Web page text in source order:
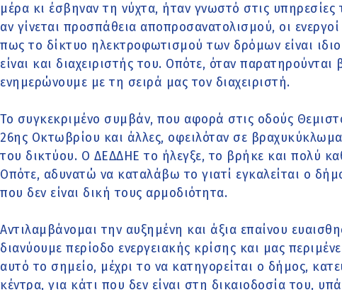
μέρα κι έσβηναν τη νύχτα, ήταν γνωστό στις
αν γίνεται προσπάθεια αποπροσανατολισμού, οι
πως το δίκτυο ηλεκτροφωτισμού των δρόμων είναι
είναι και διαχειριστής του. Οπότε, όταν
ενημερώνουμε με τη σειρά μας τον διαχειριστή.
Το συγκεκριμένο συμβάν, που αφορά στις οδούς
26ης Οκτωβρίου και άλλες, οφειλόταν σε
του δικτύου. Ο ΔΕΔΔΗΕ το ήλεγξε, το βρήκε και πολύ
Οπότε, αδυνατώ να καταλάβω το γιατί εγκαλείται ο
που δεν είναι δική τους αρμοδιότητα.
Αντιλαμβάνομαι την αυξημένη και άξια επαίνου
διανύουμε περίοδο ενεργειακής κρίσης και μας
αυτό το σημείο, μέχρι το να κατηγορείται ο δήμος,
κέντρα, για κάτι που δεν είναι στη δικαιοδοσία του,